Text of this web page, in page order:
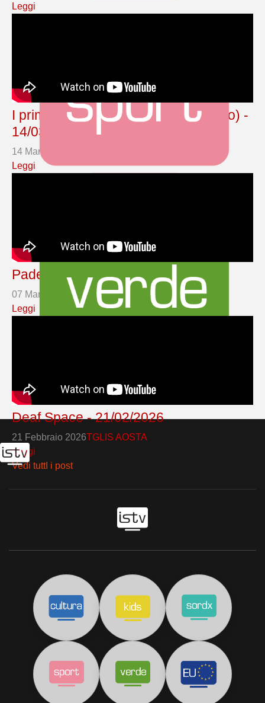
Leggi
I primi educatori sordi in Italia (Basso) -
14/03/2026
14 Marzo 2026
Leggi
Padel - 07/03/2026
07 Marzo 2026TGLIS AOSTA
Leggi
Deaf Space - 21/02/2026
21 Febbraio 2026TGLIS AOSTA
Leggi
Vedi tuttI i post